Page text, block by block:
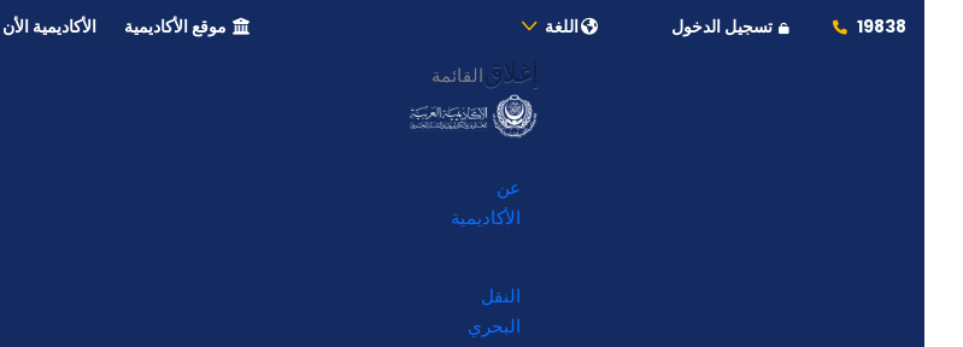
19838 تسجيل الدخول اللغة موقع الأكاديمية الأكاديمية الأن
إغلاق القائمة
عن
الأكاديمية
النقل
البحري